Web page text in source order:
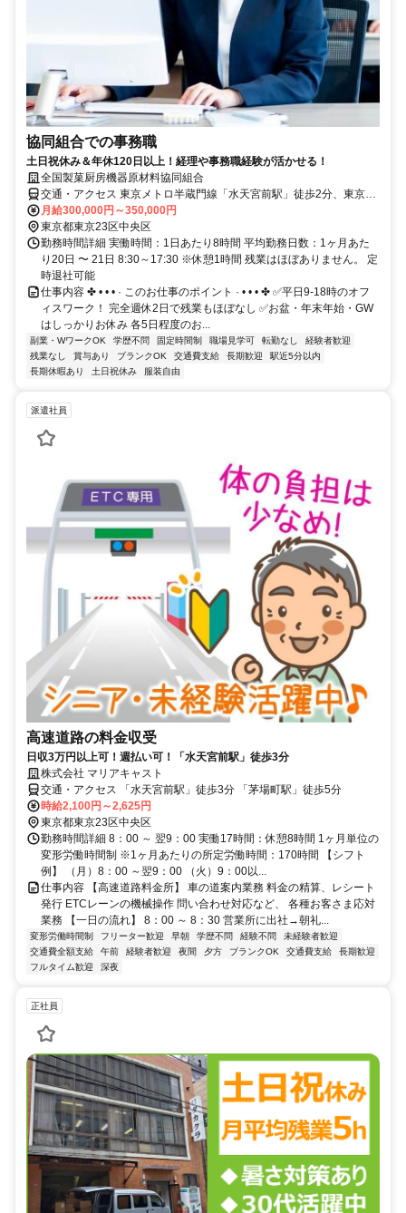
協同組合での事務職
土日祝休み＆年休120日以上！経理や事務職経験が活かせる！
全国製菓厨房機器原材料協同組合
交通・アクセス 東京メトロ半蔵門線「水天宮前駅」徒歩2分、東京メ
トロ日比谷線・東西線「茅場町駅」徒歩約6分
月給300,000円～350,000円
東京都東京23区中央区
勤務時間詳細 実働時間：1日あたり8時間 平均勤務日数：1ヶ月あた
り20日 〜 21日 8:30～17:30 ※休憩1時間 残業はほぼありません。 定
時退社可能
仕事内容 ✤ • • • · このお仕事のポイント · • • • ✤ ✅平日9-18時のオフ
ィスワーク！ 完全週休2日で残業もほぼなし ✅お盆・年末年始・GW
はしっかりお休み 各5日程度のお...
副業・WワークOK 学歴不問 固定時間制 職場見学可 転勤なし
経験者歓迎
残業なし
賞与あり ブランクOK 交通費支給 長期歓迎
駅近5分以内
長期休暇あり
土日祝休み 服装自由
派遣社員
高速道路の料金収受
日収3万円以上可！週払い可！「水天宮前駅」徒歩3分
株式会社 マリアキャスト
交通・アクセス 「水天宮前駅」徒歩3分 「茅場町駅」徒歩5分
時給2,100円～2,625円
東京都東京23区中央区
勤務時間詳細 8：00 ～ 翌9：00 実働17時間：休憩8時間 1ヶ月単位の
変形労働時間制 ※1ヶ月あたりの所定労働時間：170時間 【シフト
例】 （月）8：00 ～翌9：00 （火）9：00以...
仕事内容 【高速道路料金所】 車の道案内業務 料金の精算、レシート
発行 ETCレーンの機械操作 問い合わせ対応など、 各種お客さま応対
業務 【一日の流れ】 8：00 ～ 8：30 営業所に出社→朝礼...
変形労働時間制 フリーター歓迎 早朝 学歴不問 経験不問
未経験者歓迎
交通費全額支給
午前 経験者歓迎 夜間 夕方 ブランクOK 交通費支給
長期歓迎
フルタイム歓迎
深夜
正社員